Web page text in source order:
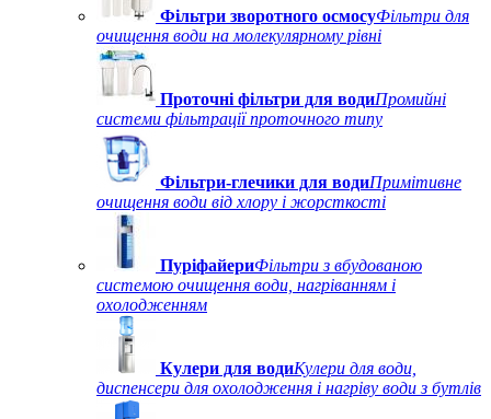
Фільтри зворотного осмосуФільтри для
очищення води на молекулярному рівні
Проточні фільтри для водиПромийні
системи фільтрації проточного типу
Фільтри-глечики для водиПримітивне
очищення води від хлору і жорсткості
ПуріфайериФільтри з вбудованою
системою очищення води, нагріванням і
охолодженням
Кулери для водиКулери для води,
диспенсери для охолодження і нагріву води з бутлів